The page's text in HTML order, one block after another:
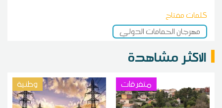
كلمات مفتاح
مهرجان الحمامات الدولي
الاكثر مشاهدة
متفرقات وطنية